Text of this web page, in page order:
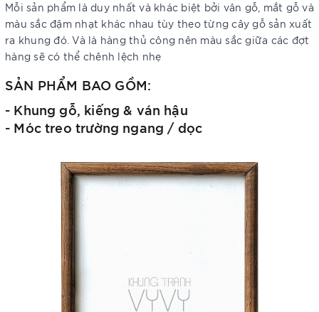
Mỗi sản phẩm là duy nhất và khác biệt bởi vân gỗ, mắt gỗ và
màu sắc đậm nhạt khác nhau tùy theo từng cây gỗ sản xuất
ra khung đó. Và là hàng thủ công nên màu sắc giữa các đợt
hàng sẽ có thể chênh lệch nhẹ
SẢN PHẨM BAO GỒM:
- Khung gỗ, kiếng & ván hậu
- Móc treo trường ngang / dọc